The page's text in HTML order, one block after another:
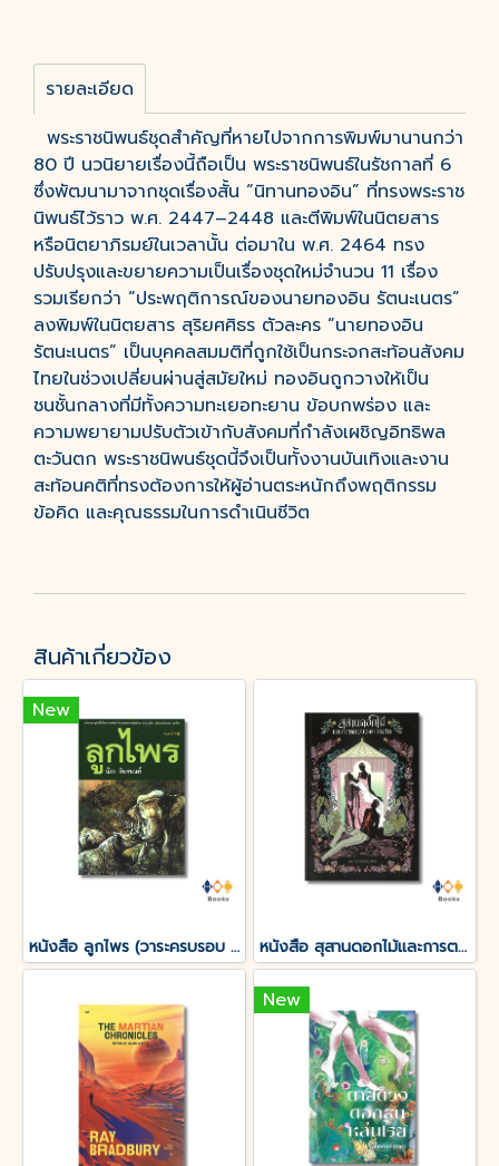
รายละเอียด
พระราชนิพนธ์ชุดสำคัญที่หายไปจากการพิมพ์มานานกว่า
80 ปี นวนิยายเรื่องนี้ถือเป็น พระราชนิพนธ์ในรัชกาลที่ 6
ซึ่งพัฒนามาจากชุดเรื่องสั้น “นิทานทองอิน” ที่ทรงพระราช
นิพนธ์ไว้ราว พ.ศ. 2447–2448 และตีพิมพ์ในนิตยสาร
หรือนิตยาภิรมย์ในเวลานั้น ต่อมาใน พ.ศ. 2464 ทรง
ปรับปรุงและขยายความเป็นเรื่องชุดใหม่จำนวน 11 เรื่อง
รวมเรียกว่า “ประพฤติการณ์ของนายทองอิน รัตนะเนตร”
ลงพิมพ์ในนิตยสาร สุริยศศิธร ตัวละคร “นายทองอิน
รัตนะเนตร” เป็นบุคคลสมมติที่ถูกใช้เป็นกระจกสะท้อนสังคม
ไทยในช่วงเปลี่ยนผ่านสู่สมัยใหม่ ทองอินถูกวางให้เป็น
ชนชั้นกลางที่มีทั้งความทะเยอทะยาน ข้อบกพร่อง และ
ความพยายามปรับตัวเข้ากับสังคมที่กำลังเผชิญอิทธิพล
ตะวันตก พระราชนิพนธ์ชุดนี้จึงเป็นทั้งงานบันเทิงและงาน
สะท้อนคติที่ทรงต้องการให้ผู้อ่านตระหนักถึงพฤติกรรม
ข้อคิด และคุณธรรมในการดำเนินชีวิต
สินค้าเกี่ยวข้อง
New
หนังสือ ลูกไพร (วาระครบรอบ 120 ปีชาตกาลมาลัย ชูพินิจ) หนังสือ สุสานดอกไม้และการตายของความรัก
New